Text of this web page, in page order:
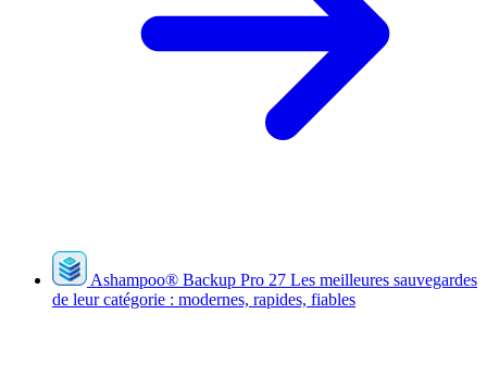
Ashampoo® Backup Pro 27 Les meilleures sauvegardes
de leur catégorie : modernes, rapides, fiables